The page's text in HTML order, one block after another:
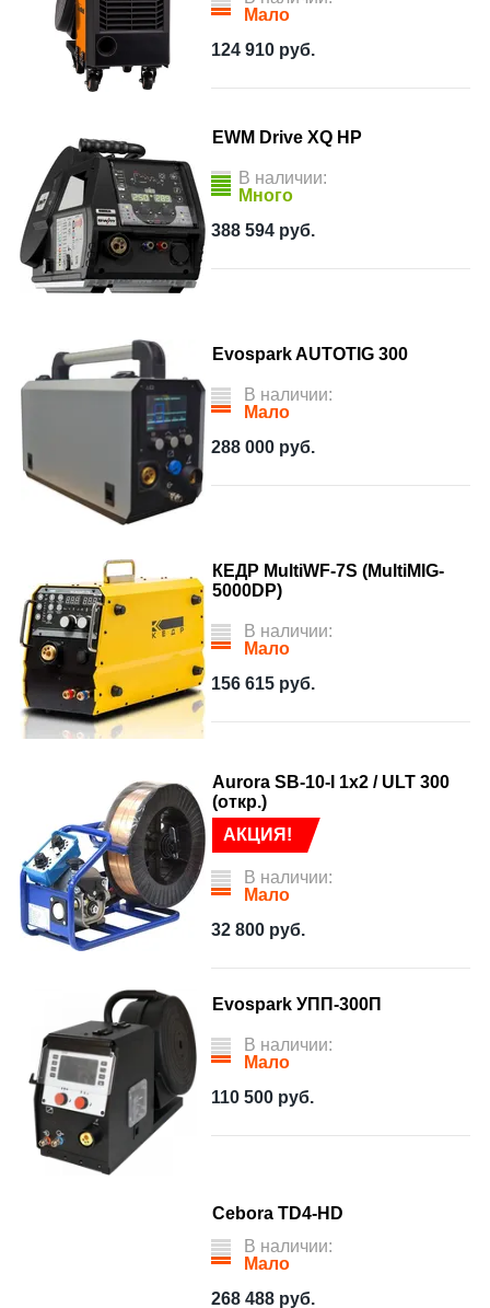
Мало
124 910 руб.
EWM Drive XQ HP
В наличии:
Много
388 594 руб.
Evospark AUTOTIG 300
В наличии:
Мало
288 000 руб.
КЕДР MultiWF-7S (MultiMIG-
5000DP)
В наличии:
Мало
156 615 руб.
АКЦИЯ!
Aurora SB-10-I 1x2 / ULT 300
(откр.)
В наличии:
Мало
32 800 руб.
Evospark УПП-300П
В наличии:
Мало
110 500 руб.
Cebora TD4-HD
В наличии:
Мало
268 488 руб.